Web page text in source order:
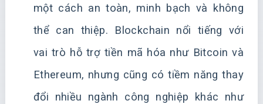
một cách an toàn, minh bạch và không
thể can thiệp. Blockchain nổi tiếng với
vai trò hỗ trợ tiền mã hóa như Bitcoin và
Ethereum, nhưng cũng có tiềm năng thay
đổi nhiều ngành công nghiệp khác như